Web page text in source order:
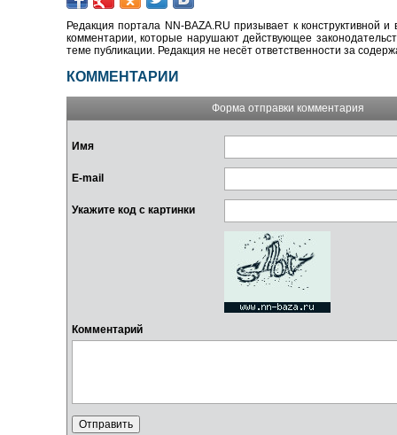
Редакция портала NN-BAZA.RU призывает к конструктивной
комментарии, которые нарушают действующее
теме публикации. Редакция не несёт ответственности за
КОММЕНТАРИИ
Форма отправки комментария
Имя
E-mail
Укажите код с картинки
Комментарий